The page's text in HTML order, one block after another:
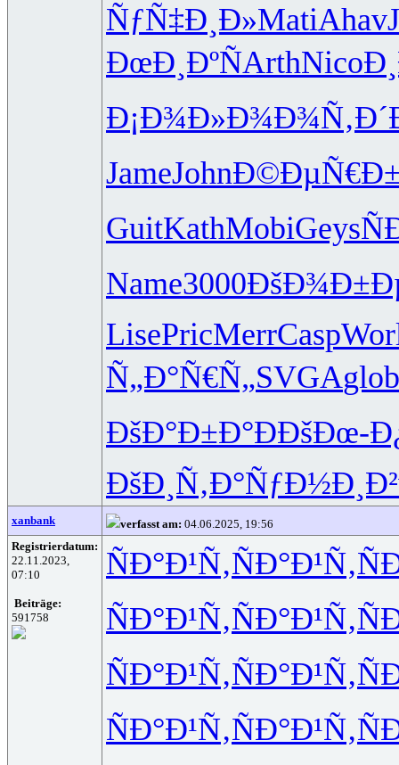
ÑƒÑ‡Ð¸Ð»MatiAhav
ÐœÐ¸ÐºÑArthNico
Ð¡Ð¾Ð»Ð¾
JameJohn
GuitKathMobiGeys
Name3000
LisePricMerrCasp
Ñ„Ð°Ñ€Ñ„SVGAglob
ÐšÐ°Ð±Ð°ÐÐšÐœ-
ÐšÐ¸Ñ‚Ð°ÑƒÐ½Ð¸Ð²
xanbank verfasst am: 04.06.2025, 19:56
Registrierdatum:
22.11.2023,
07:10
Beiträge:
591758
ÑÐ°Ð¹Ñ‚ÑÐ°Ð¹Ñ‚
ÑÐ°Ð¹Ñ‚ÑÐ°Ð¹Ñ‚
ÑÐ°Ð¹Ñ‚ÑÐ°Ð¹Ñ‚
ÑÐ°Ð¹Ñ‚ÑÐ°Ð¹Ñ‚